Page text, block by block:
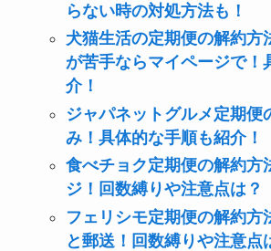
らない時の対処方法も！
犬猫生活の定期便の解約方
が苦手ならマイページで！
介！
ジャパネットグルメ定期便
み！具体的な手順も紹介！
食べチョク定期便の解約方
ジ！回数縛りや注意点は？
フェリシモ定期便の解約方
と郵送！回数縛りや注意点